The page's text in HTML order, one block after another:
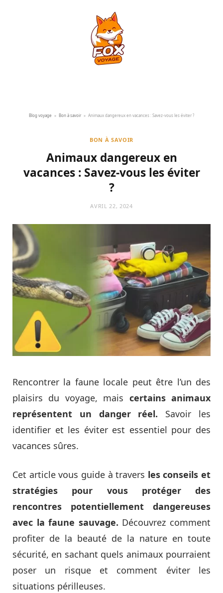
Blog voyage » Bon à savoir » Animaux dangereux en vacances : Savez-vous les éviter ?
BON À SAVOIR
Animaux dangereux en
vacances : Savez-vous les éviter
?
AVRIL 22, 2024
Rencontrer la faune locale peut être l’un des
plaisirs du voyage, mais certains animaux
représentent un danger réel. Savoir les
identifier et les éviter est essentiel pour des
vacances sûres.
Cet article vous guide à travers les conseils et
stratégies pour vous protéger des
rencontres potentiellement dangereuses
avec la faune sauvage. Découvrez comment
profiter de la beauté de la nature en toute
sécurité, en sachant quels animaux pourraient
poser un risque et comment éviter les
situations périlleuses.